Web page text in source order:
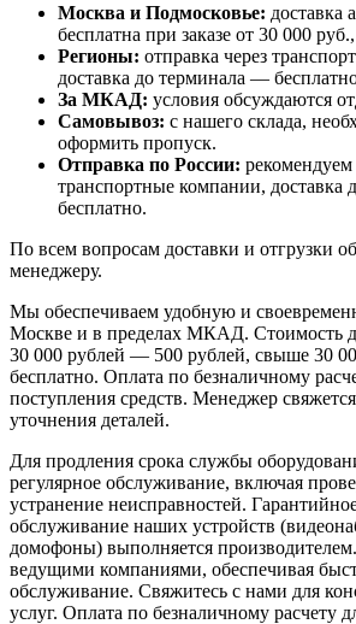
Москва и Подмосковье: доставка
бесплатна при заказе от 30 000
Регионы: отправка через
доставка до терминала —
За МКАД: условия обсуждаются
Самовывоз: с нашего склада,
оформить пропуск.
Отправка по России:
транспортные компании, доставка
бесплатно.
По всем вопросам доставки и отгрузки
менеджеру.
Мы обеспечиваем удобную и
Москве и в пределах МКАД. Стоимость
30 000 рублей — 500 рублей, свыше 30
бесплатно. Оплата по безналичному
поступления средств. Менеджер
уточнения деталей.
Для продления срока службы
регулярное обслуживание, включая
устранение неисправностей.
обслуживание наших устройств
домофоны) выполняется
ведущими компаниями, обеспечивая
обслуживание. Свяжитесь с нами для
услуг. Оплата по безналичному расчету